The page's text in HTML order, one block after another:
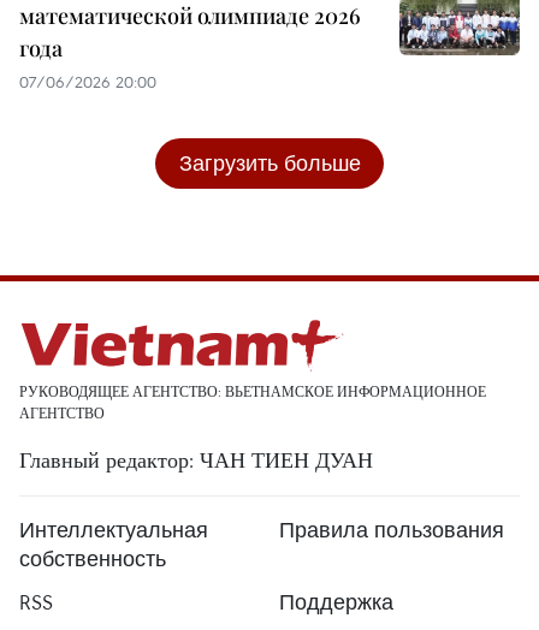
математической олимпиаде 2026
года
07/06/2026 20:00
Загрузить больше
РУКОВОДЯЩЕЕ АГЕНТСТВО: ВЬЕТНАМСКОЕ ИНФОРМАЦИОННОЕ
АГЕНТСТВО
Главный редактор: ЧАН ТИЕН ДУАН
Интеллектуальная
собственность
Правила пользования
RSS
Поддержка